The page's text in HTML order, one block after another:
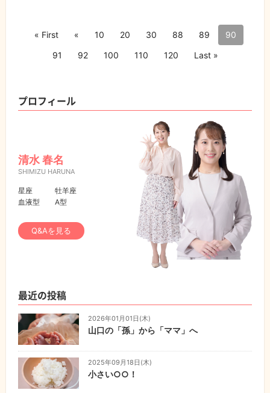
« First « 10 20 30 88 89
90
91
92 100 110 120 Last »
プロフィール
清水 春名
SHIMIZU HARUNA
星座
牡羊座
血液型
A型
Q&Aを見る
最近の投稿
2026年01月01日(木)
山口の「孫」から「ママ」へ
2025年09月18日(木)
小さい○○！